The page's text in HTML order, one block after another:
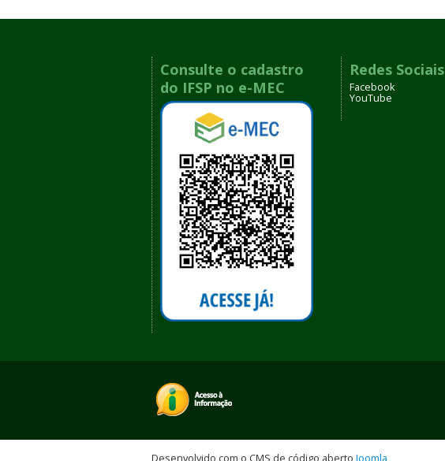
Consulte o cadastro
do IFSP no e-MEC
Redes Sociais
Facebook
YouTube
Desenvolvido com o CMS de código aberto Joomla